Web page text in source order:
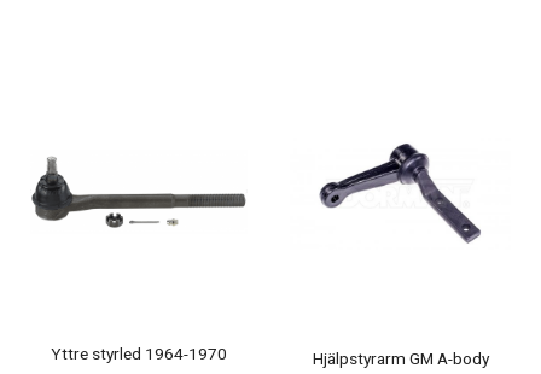
Yttre styrled 1964-1970 Hjälpstyrarm GM A-body